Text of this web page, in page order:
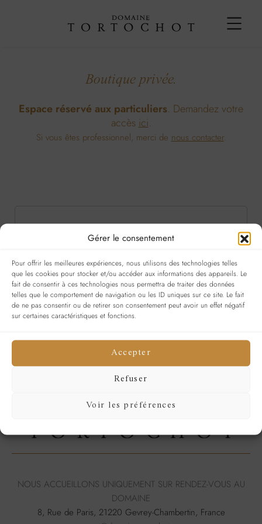
Gérer le consentement
Pour offrir les meilleures expériences, nous utilisons des technologies telles
que les cookies pour stocker et/ou accéder aux informations des appareils. Le
fait de consentir à ces technologies nous permettra de traiter des données
telles que le comportement de navigation ou les ID uniques sur ce site. Le fait
de ne pas consentir ou de retirer son consentement peut avoir un effet négatif
sur certaines caractéristiques et fonctions.
Accepter
Refuser
Voir les préférences
Boutique privée.
Espace réservé aux particuliers. Demandez votre
accès ici.
Si vous êtes professionnel, merci de nous contacter.
Obligatoire Obligatoire
Se souvenir de moi
SE CONNECTER
Mot de passe perdu ?
NOUS ACCUEILLONS UNIQUEMENT SUR RENDEZ-VOUS AU
DOMAINE
8, Rue de Paris, 21220 Gevrey-Chambertin, France